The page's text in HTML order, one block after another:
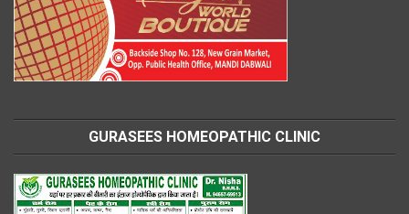
GURASEES HOMEOPATHIC CLINIC